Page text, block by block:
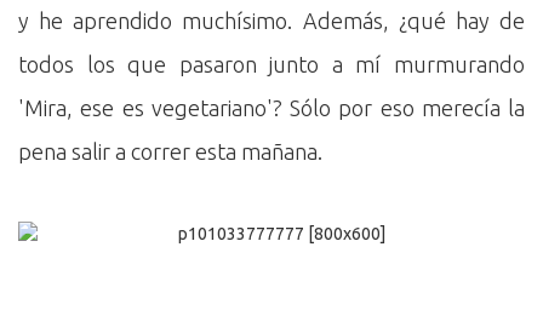
y he aprendido muchísimo. Además, ¿qué hay de
todos los que pasaron junto a mí murmurando
'Mira, ese es vegetariano'? Sólo por eso merecía la
pena salir a correr esta mañana.